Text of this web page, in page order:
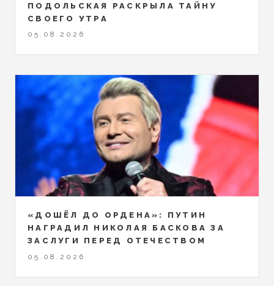
ПОДОЛЬСКАЯ РАСКРЫЛА ТАЙНУ
СВОЕГО УТРА
05.08.2026
«ДОШЁЛ ДО ОРДЕНА»: ПУТИН
НАГРАДИЛ НИКОЛАЯ БАСКОВА ЗА
ЗАСЛУГИ ПЕРЕД ОТЕЧЕСТВОМ
05.08.2026